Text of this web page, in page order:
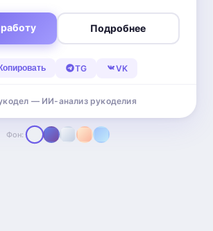
Подробнее
TG VK
— ИИ-анализ рукоделия
Фон: